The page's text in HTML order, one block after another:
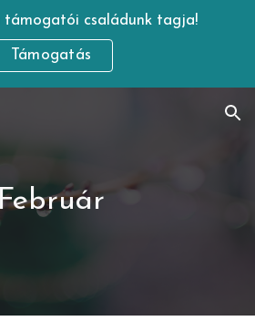
Skip to navigation
támogatói családunk tagja!
Támogatás